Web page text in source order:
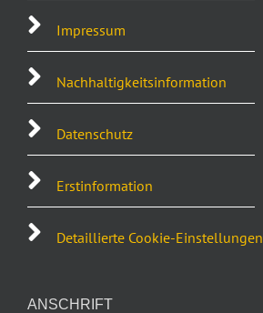
Impressum
Nachhaltigkeitsinformation
Datenschutz
Erstinformation
Detaillierte Cookie-Einstellungen
ANSCHRIFT